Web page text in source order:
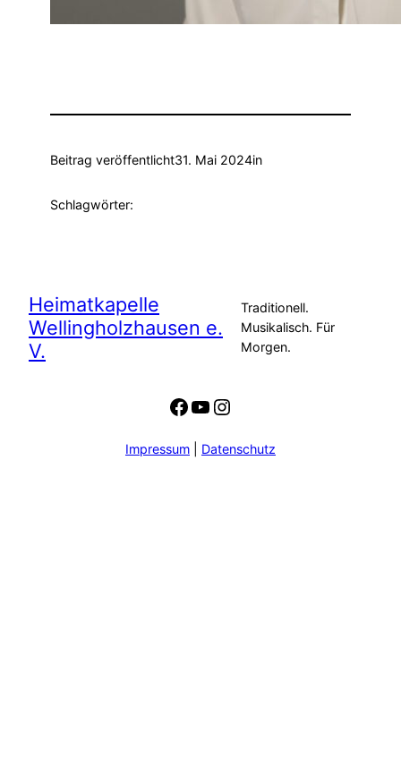
Beitrag veröffentlicht31. Mai 2024in
Schlagwörter:
Heimatkapelle
Wellingholzhausen e.
V.
Traditionell.
Musikalisch. Für
Morgen.
Facebook
YouTube
Instagram
Impressum Datenschutz